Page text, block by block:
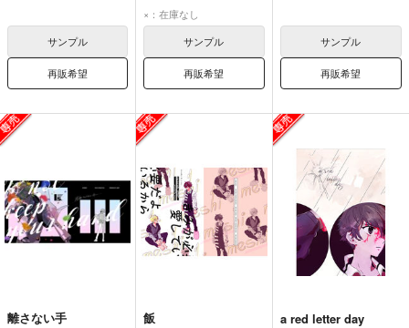
サンプル
再販希望
×：在庫なし
サンプル
再販希望
サンプル
再販希望
離さない手
飯
a red letter day